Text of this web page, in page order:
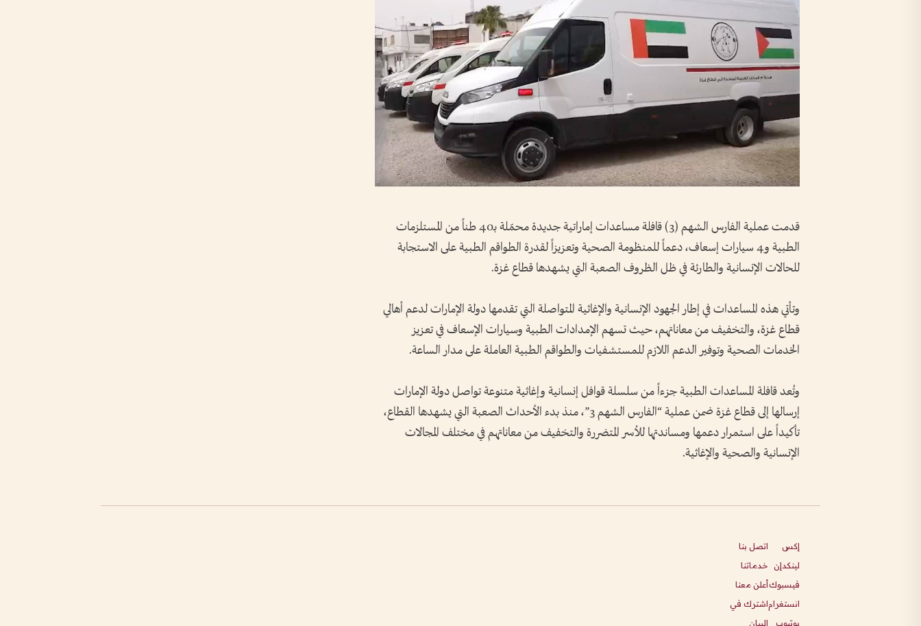
قدمت عملية الفارس الشهم (3) قافلة مساعدات إماراتية جديدة محمّلة بـ40 طناً من المستلزمات
الطبية و4 سيارات إسعاف، دعماً للمنظومة الصحية وتعزيزاً لقدرة الطواقم الطبية على الاستجابة
للحالات الإنسانية والطارئة في ظل الظروف الصعبة التي يشهدها قطاع غزة.
وتأتي هذه المساعدات في إطار الجهود الإنسانية والإغاثية المتواصلة التي تقدمها دولة الإمارات لدعم أهالي
قطاع غزة، والتخفيف من معاناتهم، حيث تسهم الإمدادات الطبية وسيارات الإسعاف في تعزيز
الخدمات الصحية وتوفير الدعم اللازم للمستشفيات والطواقم الطبية العاملة على مدار الساعة.
وتُعد قافلة المساعدات الطبية جزءاً من سلسلة قوافل إنسانية وإغاثية متنوعة تواصل دولة الإمارات
إرسالها إلى قطاع غزة ضمن عملية “الفارس الشهم 3”، منذ بدء الأحداث الصعبة التي يشهدها القطاع،
تأكيداً على استمرار دعمها ومساندتها للأسر المتضررة والتخفيف من معاناتهم في مختلف المجالات
الإنسانية والصحية والإغاثية.
إكس
لينكدإن
فيسبوك
انستغرام
يوتيوب
اتصل بنا
خدماتنا
أعلن معنا
اشترك في
البيان